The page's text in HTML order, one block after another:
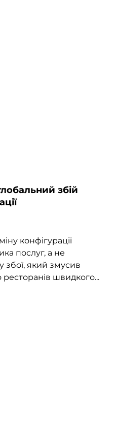
збій
конфігурації
послуг, а не
збої, який змусив
швидкого...